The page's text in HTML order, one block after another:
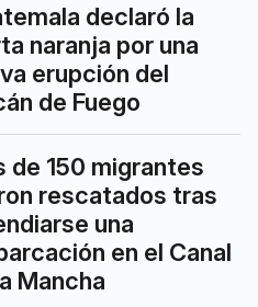
declaró la
naranja por una
erupción del
de Fuego
de 150 migrantes
rescatados tras
una
en el Canal
Mancha